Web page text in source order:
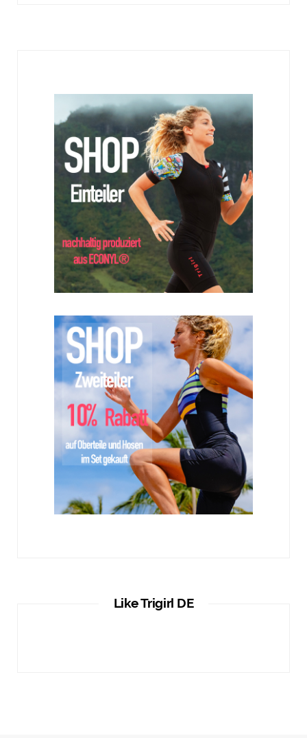
Like Trigirl DE